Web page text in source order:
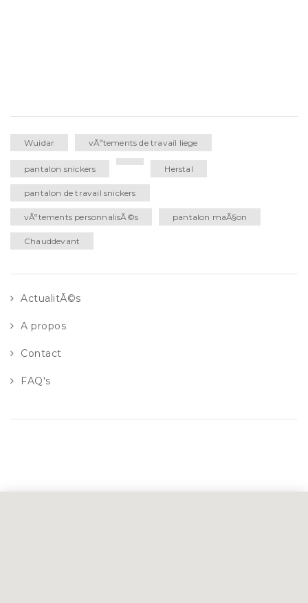
Wuidar vÃªtements de travail liege
pantalon snickers Herstal
pantalon de travail snickers
vÃªtements personnalisÃ©s pantalon maÃ§on
Chauddevant
ActualitÃ©s
A propos
Contact
FAQ's